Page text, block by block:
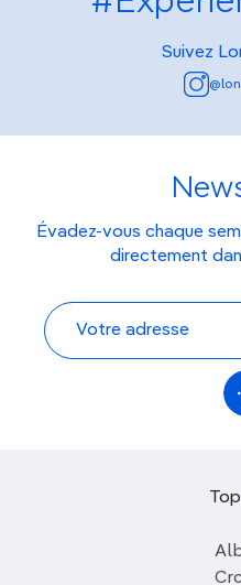
Suivez
Évadez-vous chaque
directement